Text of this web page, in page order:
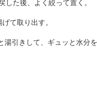
した後、よく絞って置く。
て取り出す。
引きして、ギュッと水分